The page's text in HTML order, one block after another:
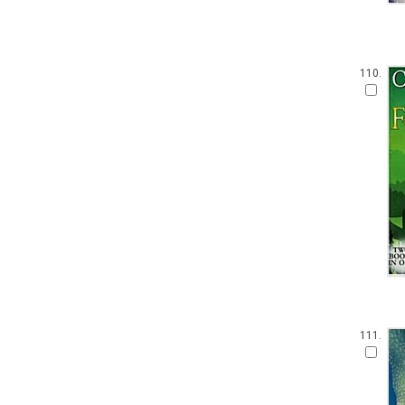
110.
111.